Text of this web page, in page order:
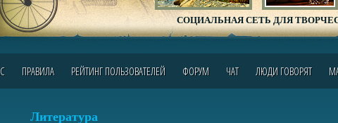
СОЦИАЛЬНАЯ СЕТЬ ДЛЯ
ПРАВИЛА РЕЙТИНГ ПОЛЬЗОВАТЕЛЕЙ ФОРУМ ЧАТ ЛЮДИ ГОВОРЯТ
Литература